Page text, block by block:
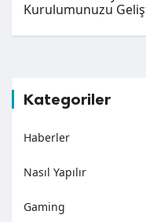
Kurulumunuzu
Kategoriler
Haberler
Nasıl Yapılır
Gaming